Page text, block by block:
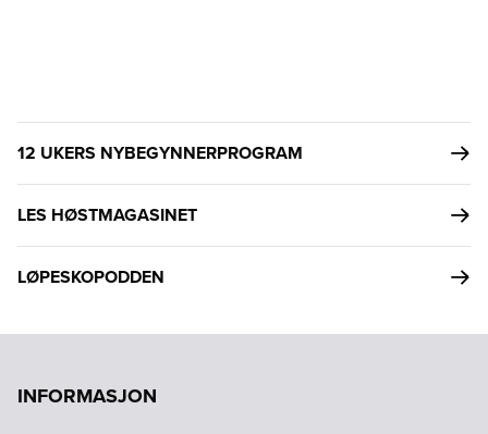
12 UKERS NYBEGYNNERPROGRAM
LES HØSTMAGASINET
LØPESKOPODDEN
INFORMASJON